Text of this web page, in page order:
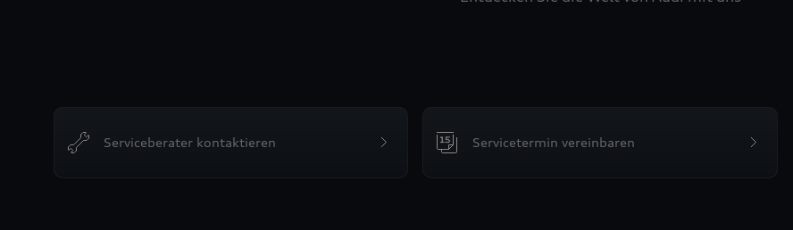
Serviceberater kontaktieren Servicetermin vereinbaren